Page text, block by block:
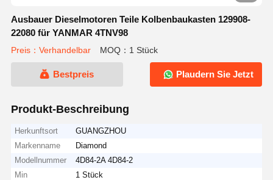
Ausbauer Dieselmotoren Teile Kolbenbaukasten 129908-
22080 für YANMAR 4TNV98
Preis：Verhandelbar MOQ：1 Stück
Bestpreis Plaudern Sie Jetzt
Produkt-Beschreibung
Herkunftsort
GUANGZHOU
Markenname
Diamond
Modellnummer
4D84-2A 4D84-2
Min
1 Stück